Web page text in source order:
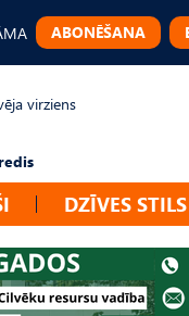
ABONĒŠANA
virziens
DZĪVES STILS